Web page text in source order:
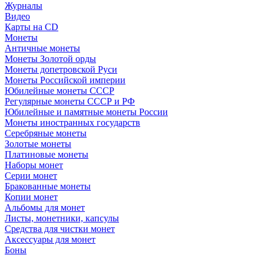
Журналы
Видео
Карты на CD
Монеты
Античные монеты
Монеты Золотой орды
Монеты допетровской Руси
Монеты Российской империи
Юбилейные монеты СССР
Регулярные монеты СССР и РФ
Юбилейные и памятные монеты России
Монеты иностранных государств
Серебряные монеты
Золотые монеты
Платиновые монеты
Наборы монет
Серии монет
Бракованные монеты
Копии монет
Альбомы для монет
Листы, монетники, капсулы
Средства для чистки монет
Аксессуары для монет
Боны